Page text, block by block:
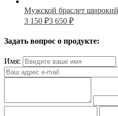
Мужской браслет широкий
3 150 ₽3 650 ₽
Задать вопрос о продукте:
Имя: